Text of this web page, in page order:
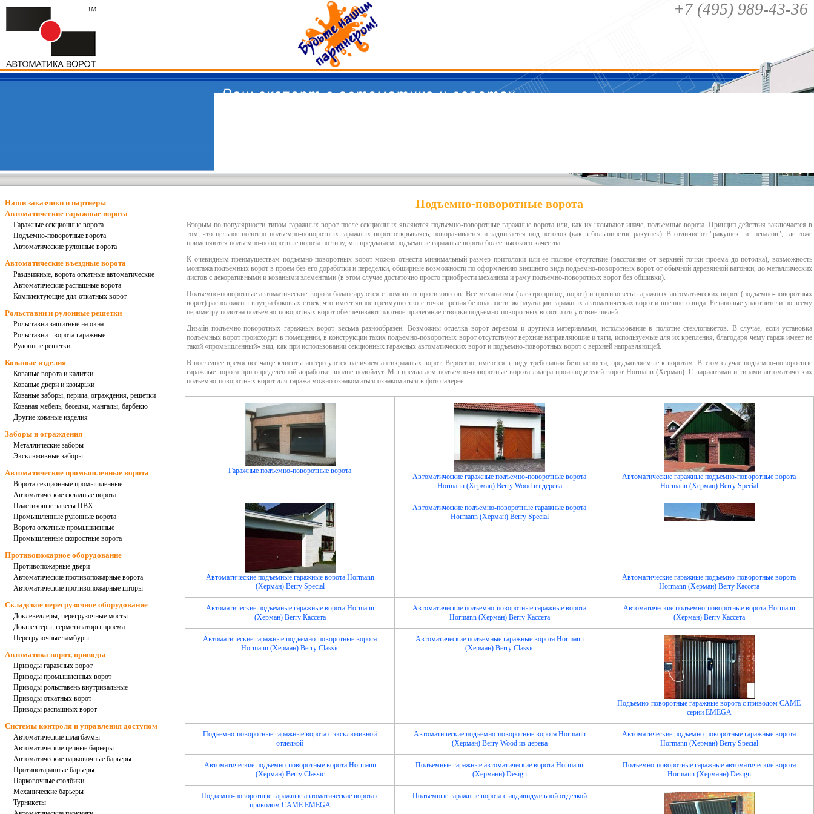
+7 (495) 989-43-36
Наши заказчики и партнеры
Автоматические гаражные ворота
Гаражные секционные ворота
Подъемно-поворотные ворота
Автоматические рулонные ворота
Автоматические въездные ворота
Раздвижные, ворота откатные автоматические
Автоматические распашные ворота
Комплектующие для откатных ворот
Рольставни и рулонные решетки
Рольставни защитные на окна
Рольставни - ворота гаражные
Рулонные решетки
Кованые изделия
Кованые ворота и калитки
Кованые двери и козырьки
Кованые заборы, перила, ограждения, решетки
Кованая мебель, беседки, мангалы, барбекю
Другие кованые изделия
Заборы и ограждения
Металлические заборы
Эксклюзивные заборы
Автоматические промышленные ворота
Ворота секционные промышленные
Автоматические складные ворота
Пластиковые завесы ПВХ
Промышленные рулонные ворота
Ворота откатные промышленные
Промышленные скоростные ворота
Противопожарное оборудование
Противопожарные двери
Автоматические противопожарные ворота
Автоматические противопожарные шторы
Складское перегрузочное оборудование
Доклевеллеры, перегрузочные мосты
Докшелтеры, герметизаторы проема
Перегрузочные тамбуры
Автоматика ворот, приводы
Приводы гаражных ворот
Приводы промышленных ворот
Приводы рольставень внутривальные
Приводы откатных ворот
Приводы распашных ворот
Системы контроля и управления доступом
Автоматические шлагбаумы
Автоматические цепные барьеры
Автоматические парковочные барьеры
Противотаранные барьеры
Парковочные столбики
Механические барьеры
Турникеты
Подъемно-поворотные ворота
Вторым по популярности типом гаражных ворот после секционных являются подъемно-поворотные гаражные ворота или, как их называют иначе, подъемные ворота. Принцип действия заключается в
том, что цельное полотно подъемно-поворотных гаражных ворототкрываясь, поворачивается и задвигается под потолок (как в большинстве ракушек). В отличие от "ракушек" и "пеналов", где тоже
применяются подъемно-поворотные ворота по типу, мы предлагаем подъемные гаражные ворота более высокого качества.
К очевидным преимуществам подъемно-поворотных воротможно отнести минимальный размер притолоки или ее полное отсутствие (расстояние от верхней точки проема до потолка), возможность
монтажа подъемных ворот в проем без его доработки и переделки, обширные возможности по оформлению внешнего вида подъемно-поворотных ворот от обычной деревянной вагонки, до металлических
листов с декоративными и коваными элементами (в этом случае достаточно просто приобрести механизм и раму подъемно-поворотных ворот без обшивки).
Подъемно-поворотные автоматические воротабалансируются с помощью противовесов. Все механизмы (электропривод ворот) и противовесыгаражных автоматических ворот(подъемно-поворотных
ворот) расположены внутри боковых стоек, что имеет явное преимущество с точки зрения безопасности эксплуатациигаражных автоматических вороти внешнего вида. Резиновые уплотнители по всему
периметру полотна подъемно-поворотных ворот обеспечивают плотное прилегание створки подъемно-поворотных ворот и отсутствие щелей.
Дизайнподъемно-поворотных гаражных ворот весьма разнообразен. Возможны отделка ворот деревом и другими материалами, использование в полотне стеклопакетов. В случае, если установка
подъемных ворот происходит в помещении, в конструкции такихподъемно-поворотных ворототсутствуют верхние направляющие и тяги, используемые для их крепления, благодаря чему гараж имеет не
такой «промышленный» вид, как при использовании секционных гаражных автоматических ворот и подъемно-поворотных ворот с верхней направляющей.
В последнее время все чаще клиенты интересуются наличием антикражных ворот. Вероятно, имеются в виду требования безопасности, предъявляемые к воротам. В этом случаеподъемно-поворотные
гаражные ворота при определенной доработке вполне подойдут. Мы предлагаем подъемно-поворотные ворота лидера производителей ворот Hormann (Херман). С вариантами и типами автоматических
подъемно-поворотных ворот для гаража можно ознакомиться ознакомиться в фотогалерее.
Гаражные подъемно-поворотные ворота
Автоматические гаражные подъемно-поворотные ворота
Hormann (Херман) Berry Wood из дерева
Автоматические гаражные подъемно-поворотные ворота
Hormann (Херман) Berry Special
Автоматические подъемные гаражные ворота Hormann
(Херман) Berry Special
Автоматические подъемно-поворотные гаражные ворота
Hormann (Херман) Berry Special
Автоматические гаражные подъемно-поворотные ворота
Hormann (Херман) Berry Кассета
Автоматические подъемные гаражные ворота Hormann
(Херман) Berry Кассета
Автоматические подъемно-поворотные гаражные ворота
Hormann (Херман) Berry Кассета
Автоматические подъемно-поворотные ворота Hormann
(Херман) Berry Кассета
Автоматические гаражные подъемно-поворотные ворота
Hormann (Херман) Berry Classic
Автоматические подъемные гаражные ворота Hormann
(Херман) Berry Classic
Подъемно-поворотные гаражные ворота с приводом CAME
серии EMEGA
Подъемно-поворотные гаражные ворота с эксклюзивной
отделкой
Автоматические подъемно-поворотные ворота Hormann
(Херман) Berry Wood из дерева
Автоматические подъемно-поворотные гаражные ворота
Hormann (Херман) Berry Special
Автоматические подъемно-поворотные ворота Hormann
(Херман) Berry Classic
Подъемные гаражные автоматические ворота Hormann
(Херманн) Design
Подъемно-поворотные гаражные автоматические ворота
Hormann (Херманн) Design
Подъемно-поворотные гаражные автоматические ворота с
приводом CAME EMEGA
Подъемные гаражные ворота с индивидуальной отделкой